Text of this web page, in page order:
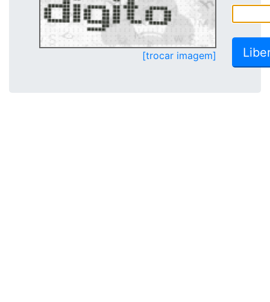
[trocar imagem]